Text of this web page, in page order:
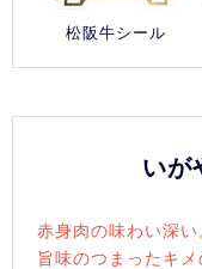
松阪牛シール
いが
赤身肉の味わい深い
旨味のつまったキメ